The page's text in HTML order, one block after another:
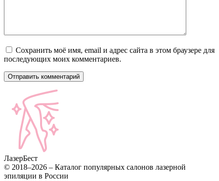
Сохранить моё имя, email и адрес сайта в этом браузере для
последующих моих комментариев.
ЛазерБест
© 2018–2026 – Каталог популярных салонов лазерной
эпиляции в России